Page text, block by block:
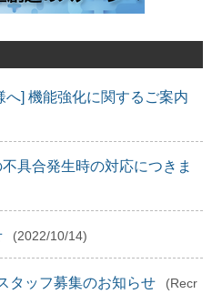
] 機能強化に関するご案内
具合発生時の対応につきま
(2022/10/14)
タッフ募集のお知らせ
(Recr